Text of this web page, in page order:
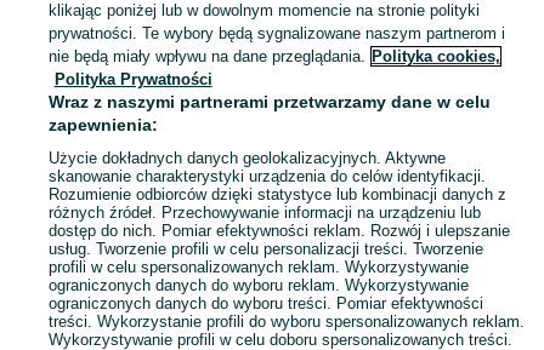
Mapa kategorii
Mapa miejscowości
Mapa ministron
Popularne wyszukiwania
klikając poniżej lub w dowolnym momencie na stronie polityki
prywatności. Te wybory będą sygnalizowane naszym partnerom i
nie będą miały wpływu na dane przeglądania. Polityka cookies,
Polityka Prywatności
Wraz z naszymi partnerami przetwarzamy dane w celu
zapewnienia:
Użycie dokładnych danych geolokalizacyjnych. Aktywne
skanowanie charakterystyki urządzenia do celów identyfikacji.
Rozumienie odbiorców dzięki statystyce lub kombinacji danych z
różnych źródeł. Przechowywanie informacji na urządzeniu lub
dostęp do nich. Pomiar efektywności reklam. Rozwój i ulepszanie
usług. Tworzenie profili w celu personalizacji treści. Tworzenie
profili w celu spersonalizowanych reklam. Wykorzystywanie
ograniczonych danych do wyboru reklam. Wykorzystywanie
ograniczonych danych do wyboru treści. Pomiar efektywności
treści. Wykorzystanie profili do wyboru spersonalizowanych reklam.
Wykorzystywanie profili w celu doboru spersonalizowanych treści.